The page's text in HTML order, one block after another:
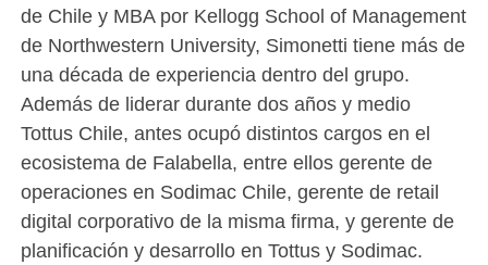
de Chile y MBA por Kellogg School of Management
de Northwestern University, Simonetti tiene más de
una década de experiencia dentro del grupo.
Además de liderar durante dos años y medio
Tottus Chile, antes ocupó distintos cargos en el
ecosistema de Falabella, entre ellos gerente de
operaciones en Sodimac Chile, gerente de retail
digital corporativo de la misma firma, y gerente de
planificación y desarrollo en Tottus y Sodimac.